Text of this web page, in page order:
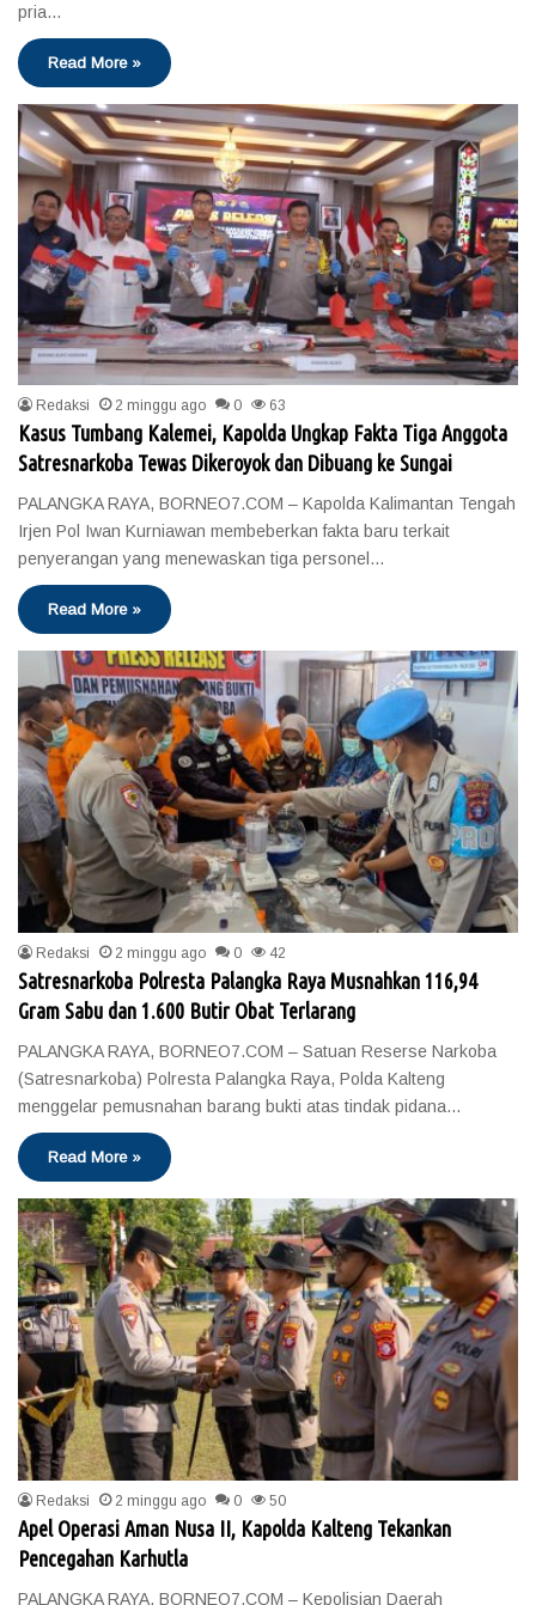
pria…
Read More »
Redaksi 2 minggu ago 0 63
Kasus Tumbang Kalemei, Kapolda Ungkap Fakta Tiga Anggota
Satresnarkoba Tewas Dikeroyok dan Dibuang ke Sungai
PALANGKA RAYA, BORNEO7.COM – Kapolda Kalimantan Tengah
Irjen Pol Iwan Kurniawan membeberkan fakta baru terkait
penyerangan yang menewaskan tiga personel…
Read More »
Redaksi 2 minggu ago 0 42
Satresnarkoba Polresta Palangka Raya Musnahkan 116,94
Gram Sabu dan 1.600 Butir Obat Terlarang
PALANGKA RAYA, BORNEO7.COM – Satuan Reserse Narkoba
(Satresnarkoba) Polresta Palangka Raya, Polda Kalteng
menggelar pemusnahan barang bukti atas tindak pidana…
Read More »
Redaksi 2 minggu ago 0 50
Apel Operasi Aman Nusa II, Kapolda Kalteng Tekankan
Pencegahan Karhutla
PALANGKA RAYA, BORNEO7.COM – Kepolisian Daerah